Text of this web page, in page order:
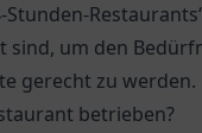
Stunden-
sind, um den
gerecht zu werden.
betrieben?